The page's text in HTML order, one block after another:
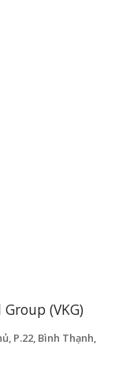
(VKG)
P.22, Bình Thạnh,